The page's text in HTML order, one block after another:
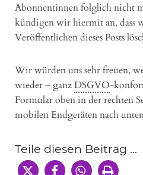
Abonnentinnen folglich nicht
kündigen wir hiermit an, dass
Veröffentlichen dieses Posts
Wir würden uns sehr freuen,
wieder – ganzDSGVO-
Formular oben in der rechten
mobilen Endgeräten nach
Teile diesen Beitrag ...